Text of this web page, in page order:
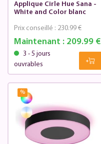
Applique Cirle Hue Sana -
White and Color blanc
Maintenant :209.99 €
Prix conseillé : 230.99 €
3 - 5 jours
ouvrables
%